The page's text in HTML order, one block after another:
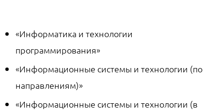
«Информатика и технологии
программирования»
«Информационные системы и технологии (по
направлениям)»
«Информационные системы и технологии (в